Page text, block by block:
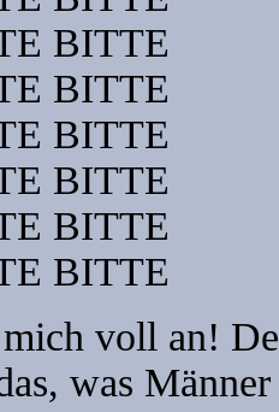
BITTE
BITTE
BITTE
BITTE
BITTE
BITTE
voll an!
was